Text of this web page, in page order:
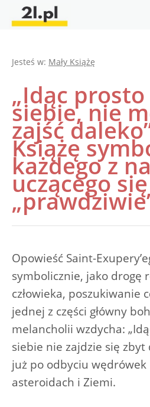
Jesteś w: Mały Książę
„Idąc
siebie, nie
zajść
Książę
każdego z
uczącego się
Opowieść Saint-
symbolicznie, jako drogę
człowieka, poszukiwanie
jednej z części główny
melancholii wzdycha:
siebie nie zajdzie się zbyt
już po odbyciu wędrówek
asteroidach i Ziemi.